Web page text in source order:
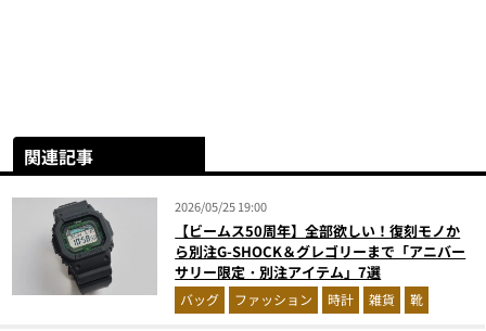
関連記事
2026/05/25 19:00
【ビームス50周年】全部欲しい！復刻モノか
ら別注G-SHOCK＆グレゴリーまで「アニバー
サリー限定・別注アイテム」7選
バッグ ファッション 時計 雑貨 靴